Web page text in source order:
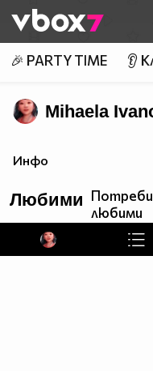
👾
🎉 PARTY TIME 👂
Mihaela
Инфо
Любими
любими